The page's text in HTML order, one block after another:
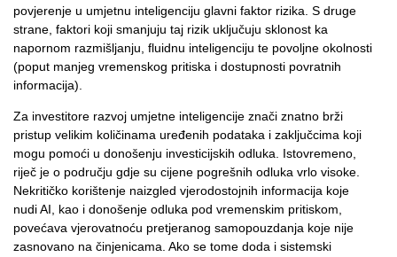
povjerenje u umjetnu inteligenciju glavni faktor rizika. S druge
strane, faktori koji smanjuju taj rizik uključuju sklonost ka
napornom razmišljanju, fluidnu inteligenciju te povoljne okolnosti
(poput manjeg vremenskog pritiska i dostupnosti povratnih
informacija).
Za investitore razvoj umjetne inteligencije znači znatno brži
pristup velikim količinama uređenih podataka i zaključcima koji
mogu pomoći u donošenju investicijskih odluka. Istovremeno,
riječ je o području gdje su cijene pogrešnih odluka vrlo visoke.
Nekritičko korištenje naizgled vjerodostojnih informacija koje
nudi AI, kao i donošenje odluka pod vremenskim pritiskom,
povećava vjerovatnoću pretjeranog samopouzdanja koje nije
zasnovano na činjenicama. Ako se tome doda i sistemski